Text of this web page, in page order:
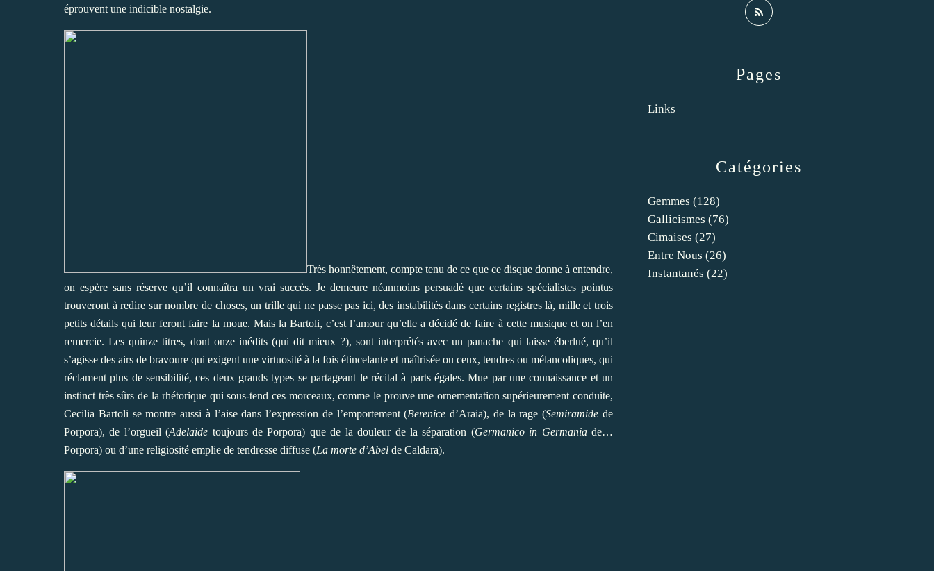
éprouvent une indicible nostalgie.
Très honnêtement, compte tenu de ce que ce disque donne à entendre,
on espère sans réserve qu’il connaîtra un vrai succès. Je demeure néanmoins persuadé que certains spécialistes pointus
trouveront à redire sur nombre de choses, un trille qui ne passe pas ici, des instabilités dans certains registres là, mille et trois
petits détails qui leur feront faire la moue. Mais la Bartoli, c’est l’amour qu’elle a décidé de faire à cette musique et on l’en
remercie. Les quinze titres, dont onze inédits (qui dit mieux ?), sont interprétés avec un panache qui laisse éberlué, qu’il
s’agisse des airs de bravoure qui exigent une virtuosité à la fois étincelante et maîtrisée ou ceux, tendres ou mélancoliques, qui
réclament plus de sensibilité, ces deux grands types se partageant le récital à parts égales. Mue par une connaissance et un
instinct très sûrs de la rhétorique qui sous-tend ces morceaux, comme le prouve une ornementation supérieurement conduite,
Cecilia Bartoli se montre aussi à l’aise dans l’expression de l’emportement (Berenice d’Araia), de la rage (Semiramide de
Porpora), de l’orgueil (Adelaide toujours de Porpora) que de la douleur de la séparation (Germanico in Germaniade…
Porpora) ou d’une religiosité emplie de tendresse diffuse (La morte d’Abel de Caldara).
Catégories
Gemmes (128)
Gallicismes (76)
Cimaises (27)
Entre Nous (26)
Instantanés (22)
Pages
Links